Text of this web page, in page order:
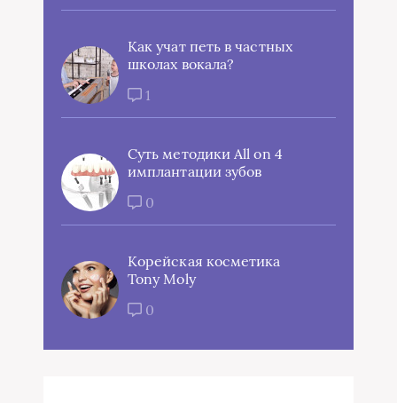
Как учат петь в частных
школах вокала?
1
Суть методики All on 4
имплантации зубов
0
Корейская косметика
Tony Moly
0